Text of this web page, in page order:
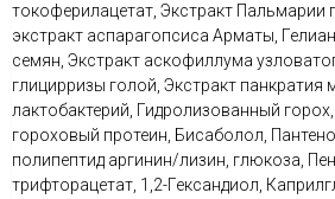
токоферилацетат, Экстракт Пальмарии
экстракт аспарагопсиса Арматы,
семян, Экстракт аскофиллума
глицирризы голой, Экстракт панкратия
лактобактерий, Гидролизованный
гороховый протеин, Бисаболол,
полипептид аргинин/лизин, глюкоза,
трифторацетат, 1,2-Гександиол,